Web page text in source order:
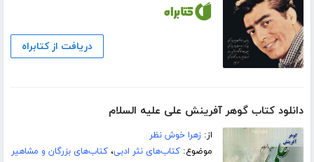
دریافت از کتابراه
دانلود کتاب گوهر آفرینش علی علیه السلام
از:زهرا خوش نظر
موضوع:کتاب‌های نثر ادبی،کتاب‌های بزرگان و مشاهیر